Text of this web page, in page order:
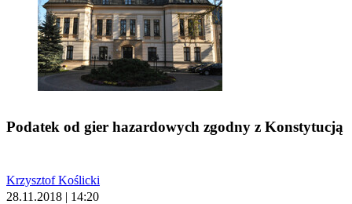
Podatek od gier hazardowych zgodny z Konstytucją
Krzysztof Koślicki
28.11.2018 | 14:20